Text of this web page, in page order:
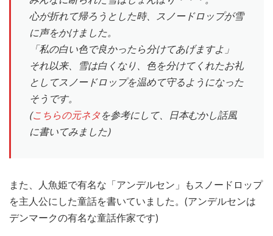
心が折れて帰ろうとした時、スノードロップが雪
に声をかけました。
「私の白い色で良かったら分けてあげますよ」
それ以来、雪は白くなり、色を分けてくれたお礼
としてスノードロップを温めて守るようになった
そうです。
(こちらの元ネタを参考にして、日本むかし話風
に書いてみました)
また、人魚姫で有名な「アンデルセン」もスノードロップ
を主人公にした童話を書いていました。(アンデルセンは
デンマークの有名な童話作家です)